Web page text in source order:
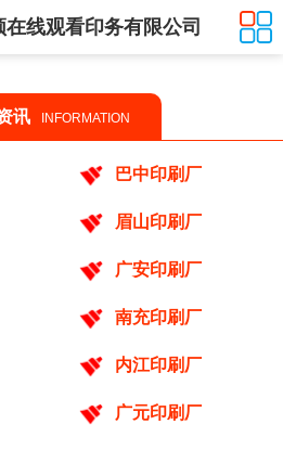
线观看印务有限公司
讯 INFORMATION
巴中印刷厂
眉山印刷厂
广安印刷厂
南充印刷厂
内江印刷厂
广元印刷厂